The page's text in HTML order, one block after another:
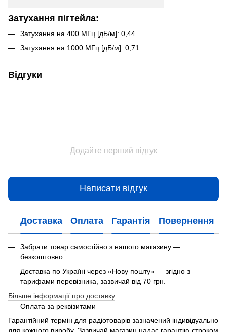
Затухання пігтейла:
Затухання на 400 МГц [дБ/м]: 0,44
Затухання на 1000 МГц [дБ/м]: 0,71
Відгуки
Додайте перший відгук
Написати відгук
Доставка Оплата Гарантія Повернення
Забрати товар самостійно з нашого магазину —
безкоштовно.
Доставка по Україні через «Нову пошту» — згідно з
тарифами перевізника, зазвичай від 70 грн.
Більше інформації про доставку
Оплата за реквізитами
Гарантійний термін для радіотоварів зазначений індивідуально